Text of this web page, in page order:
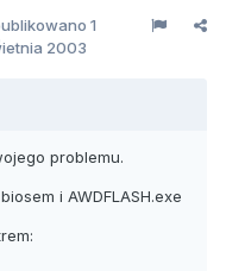
1
2003
problemu.
i AWDFLASH.exe